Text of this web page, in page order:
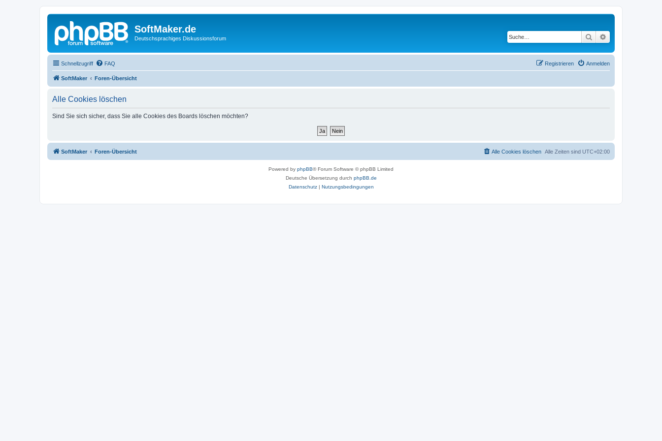
SoftMaker.de
Deutschsprachiges Diskussionsforum Suche
Schnellzugriff FAQ Anmelden
Registrieren
SoftMaker Foren-Übersicht
Alle Cookies löschen
Sind Sie sich sicher, dass Sie alle Cookies des Boards löschen möchten?
SoftMaker Foren-Übersicht Alle Zeiten sind UTC+02:00
Alle Cookies löschen
Powered by phpBB® Forum Software © phpBB Limited
Deutsche Übersetzung durch phpBB.de
Datenschutz| Nutzungsbedingungen